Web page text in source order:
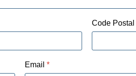
Code Postal
Email*